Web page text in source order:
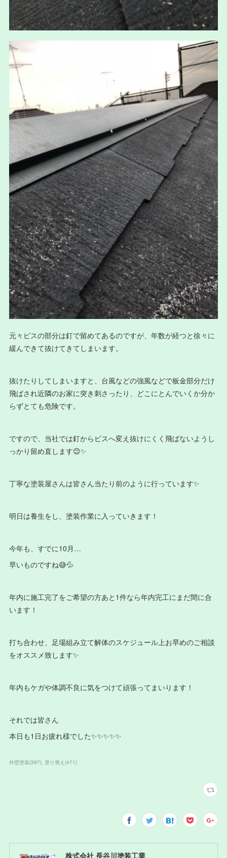
元々ビスの部分は釘で留めてあるのですが、年数が経つと徐々に
緩んできて抜けてきてしまいます。
抜けたりしてしまいますと、台風などの強風などで板金部分だけ
飛ばされ近隣のお家に突き刺さったり、どこにとんでいくか分か
らずとても危険です。
ですので、当社では釘からビスへ変え抜けにくく飛ばないようし
っかり留め直します😊✨
丁寧な塗装屋さんは皆さん当たり前のように行っています✨
明日は養生をし、塗装作業に入っていきます！
今年も、すでに10月…
早いものですね😅💦
年内に施工完了をご希望の方あと1件なら年内完工にまだ間に合
います！
打ち合わせ、足場組み立て解体のスケジュール上お早めのご相談
をオススメ致します✨
年内もケガや体調不良に気をつけて頑張ってまいります！
それでは皆さん
本日も1日お疲れ様でした✨✨✨✨✨
外壁塗装(397) 塗り替え (471)
株式会社 長谷川塗装工業